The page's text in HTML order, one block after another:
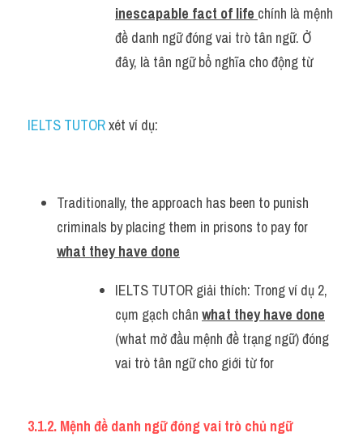
inescapable fact of life chính là mệnh
đề danh ngữ đóng vai trò tân ngữ. Ở
đây, là tân ngữ bổ nghĩa cho động từ
IELTS TUTOR xét ví dụ:
Traditionally, the approach has been to punish
what they have done
IELTS TUTOR giải thích: Trong ví dụ 2,
cụm gạch chân what they have done
(what mở đầu mệnh đề trạng ngữ) đóng
vai trò tân ngữ cho giới từ for
3.1.2. Mệnh đề danh ngữ đóng vai trò chủ ngữ